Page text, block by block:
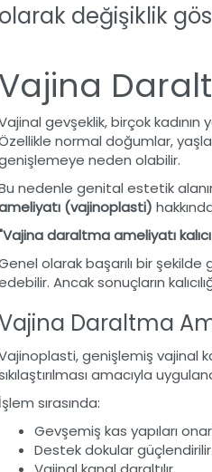
olarak değişiklik
Vajina
gevşeklik, birçok
normal doğumlar,
neden olabilir.
nedenle genital estetik
(vajinoplasti)
daraltma ameliyatı kalıcı
olarak başarılı bir
Ancak sonuçların
Daraltma
genişlemiş vajinal
amacıyla
İşlem sırasında:
Gevşemiş kas yapıları
Destek dokular güçlendirilir.